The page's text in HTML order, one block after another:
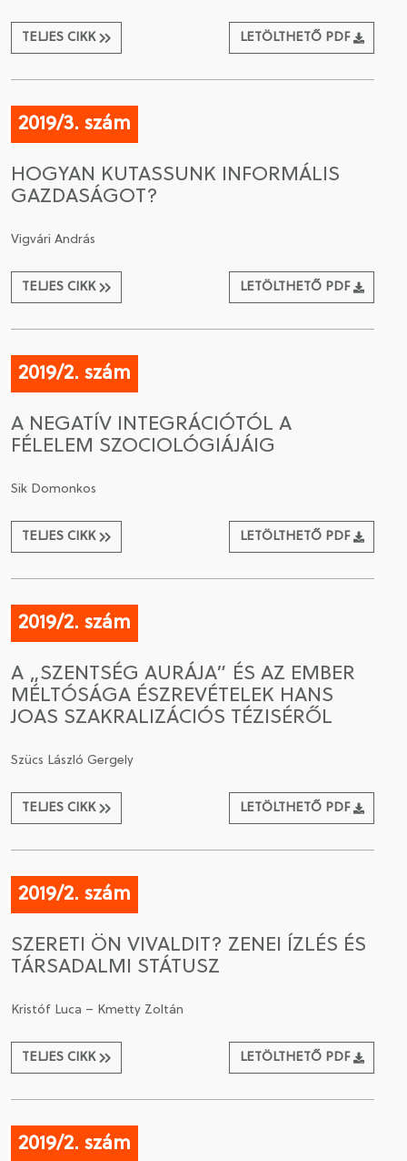
TELJES CIKK LETÖLTHETŐ PDF
2019/3. szám
HOGYAN KUTASSUNK INFORMÁLIS
GAZDASÁGOT?
Vigvári András
TELJES CIKK LETÖLTHETŐ PDF
2019/2. szám
A NEGATÍV INTEGRÁCIÓTÓL A
FÉLELEM SZOCIOLÓGIÁJÁIG
Sik Domonkos
TELJES CIKK LETÖLTHETŐ PDF
2019/2. szám
A „SZENTSÉG AURÁJA” ÉS AZ EMBER
MÉLTÓSÁGA ÉSZREVÉTELEK HANS
JOAS SZAKRALIZÁCIÓS TÉZISÉRŐL
Szücs László Gergely
TELJES CIKK LETÖLTHETŐ PDF
2019/2. szám
SZERETI ÖN VIVALDIT? ZENEI ÍZLÉS ÉS
TÁRSADALMI STÁTUSZ
Kristóf Luca – Kmetty Zoltán
TELJES CIKK LETÖLTHETŐ PDF
2019/2. szám